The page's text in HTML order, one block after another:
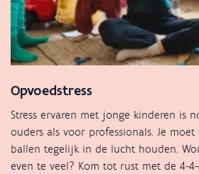
Opvoedstress
Stress ervaren met jonge kinderen is
ouders als voor professionals. Je
ballen tegelijk in de lucht houden.
even te veel? Kom tot rust met de 4-